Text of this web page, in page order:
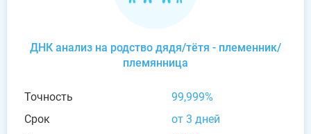
ДНК анализ на родство дядя/тётя - племенник/
племянница
Точность
99,999%
Срок
от 3 дней